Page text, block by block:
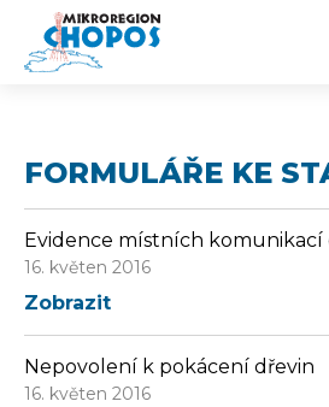
FORMULÁŘE KE
Evidence místních komunikací
16. květen 2016
Zobrazit
Nepovolení k pokácení dřevin
16. květen 2016